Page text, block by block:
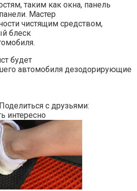
таким как окна, панель
Мастер
чистящим средством,
блеск
будет
автомобиля дезодорирующие
с друзьями:
интересно